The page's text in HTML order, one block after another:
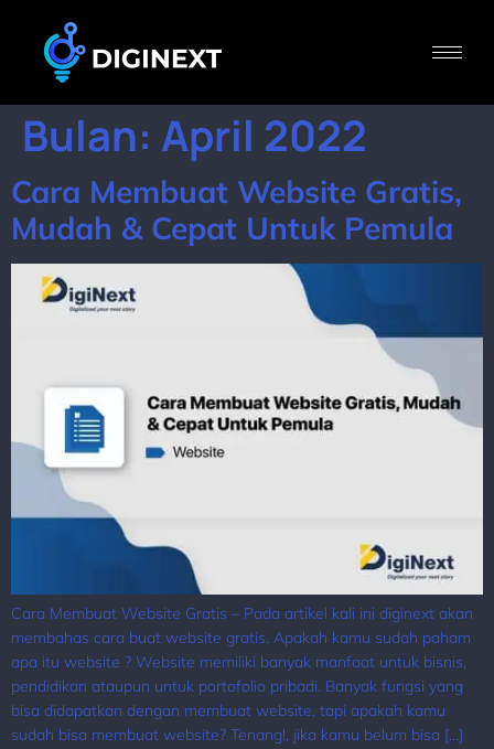
Bulan: April 2022
Cara Membuat Website Gratis,
Mudah & Cepat Untuk Pemula
Cara Membuat Website Gratis – Pada artikel kali ini diginext akan
membahas cara buat website gratis. Apakah kamu sudah paham
apa itu website ? Website memiliki banyak manfaat untuk bisnis,
pendidikan ataupun untuk portofolio pribadi. Banyak fungsi yang
bisa didapatkan dengan membuat website, tapi apakah kamu
sudah bisa membuat website? Tenang!, jika kamu belum bisa […]